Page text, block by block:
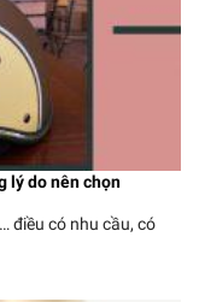
lý do nên chọn
điều có nhu cầu, có